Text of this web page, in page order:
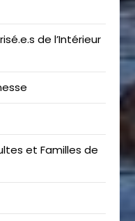
de l’Intérieur
et Familles de